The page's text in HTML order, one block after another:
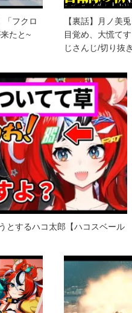
「フクロ
たと~
【裏話】月ノ美
目覚め、大慌て
じさんじ/切り抜
とするハコ太郎【ハコスベール